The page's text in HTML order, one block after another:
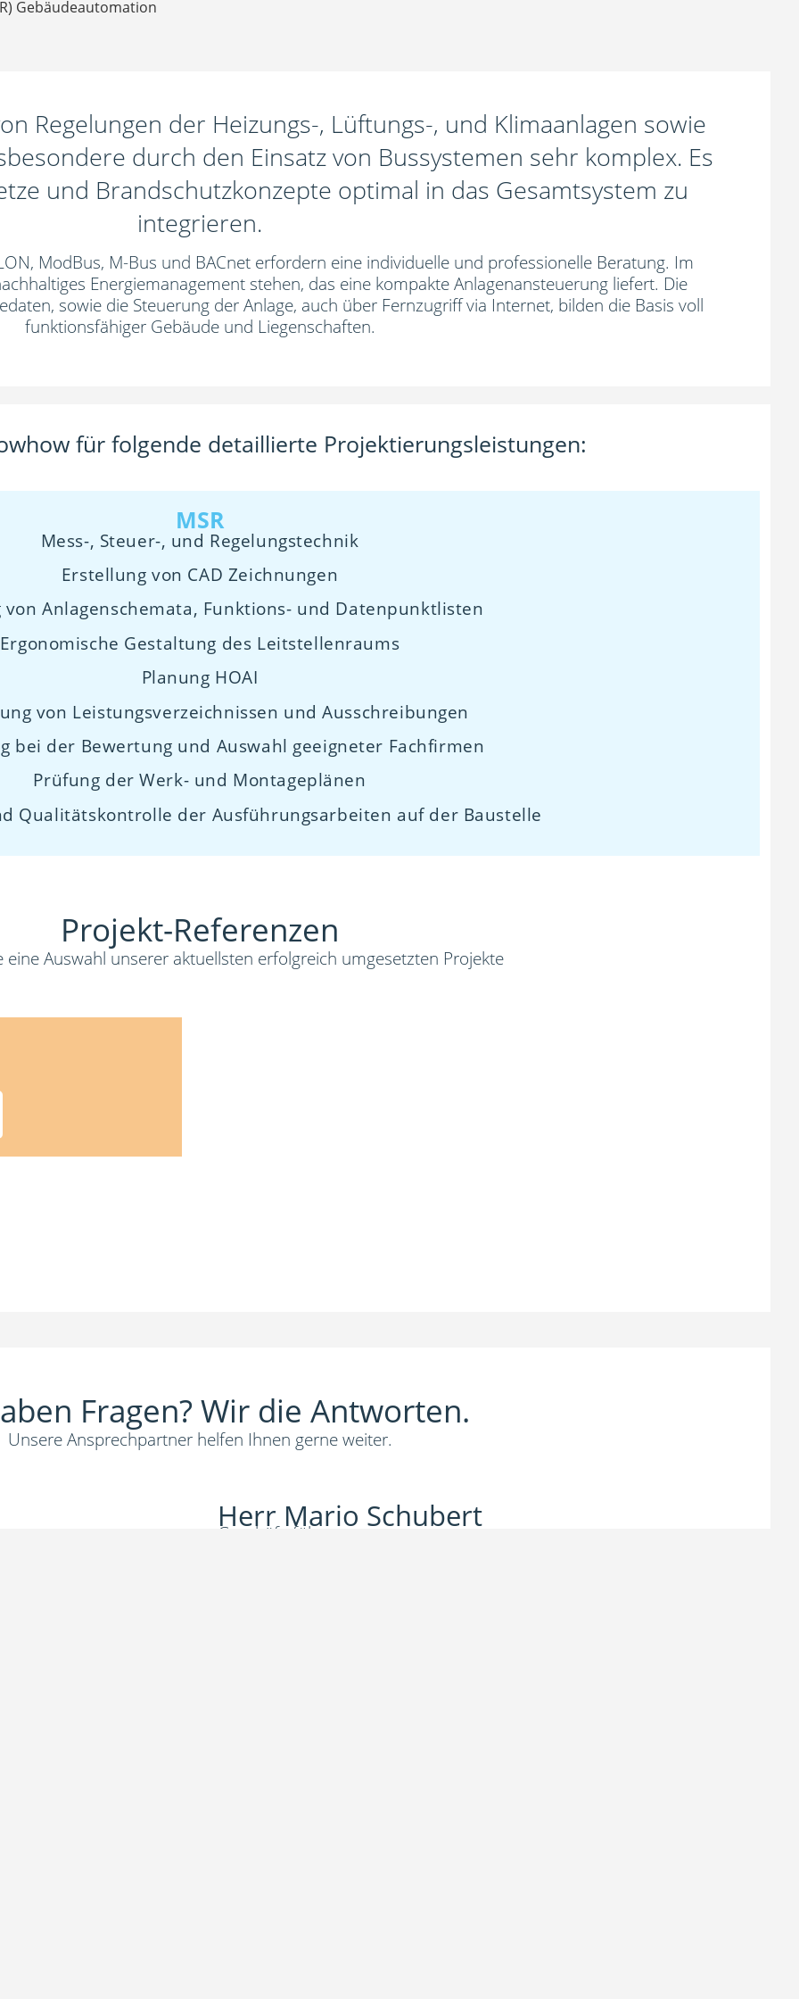
Gebäudeautomation
Regelungen der Heizungs-, Lüftungs-, und Klimaanlagen sowie
durch den Einsatz von Bussystemen sehr komplex. Es
und Brandschutzkonzepte optimal in das Gesamtsystem zu
integrieren.
ModBus, M-Bus und BACnet erfordern eine individuelle und professionelle Beratung. Im
Energiemanagement stehen, das eine kompakte Anlagenansteuerung liefert. Die
sowie die Steuerung der Anlage, auch über Fernzugriff via Internet, bilden die Basis voll
funktionsfähiger Gebäude und Liegenschaften.
für folgende detaillierte Projektierungsleistungen:
MSR
Mess-, Steuer-, und Regelungstechnik
Erstellung von CAD Zeichnungen
von Anlagenschemata, Funktions- und Datenpunktlisten
Ergonomische Gestaltung des Leitstellenraums
Planung HOAI
von Leistungsverzeichnissen und Ausschreibungen
bei der Bewertung und Auswahl geeigneter Fachfirmen
Prüfung der Werk- und Montageplänen
Qualitätskontrolle der Ausführungsarbeiten auf der Baustelle
Projekt-Referenzen
eine Auswahl unserer aktuellsten erfolgreich umgesetzten Projekte
Fragen? Wir die Antworten.
Unsere Ansprechpartner helfen Ihnen gerne weiter.
Herr Mario Schubert
Geschäftsführer